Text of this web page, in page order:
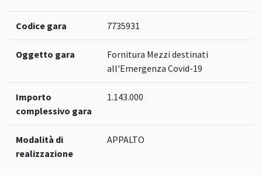
Codice gara 7735931
Oggetto gara
Fornitura Mezzi destinati
all'Emergenza Covid-19
Importo
complessivo gara
1.143.000
Modalità di
realizzazione
APPALTO